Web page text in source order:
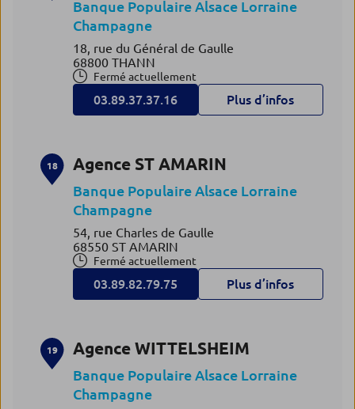
Banque Populaire Alsace Lorraine
Champagne
18, rue du Général de Gaulle
68800 THANN
Fermé actuellement
03.89.37.37.16 Plus d’infos
18 Agence ST AMARIN
Banque Populaire Alsace Lorraine
Champagne
54, rue Charles de Gaulle
68550 ST AMARIN
Fermé actuellement
03.89.82.79.75 Plus d’infos
19 Agence WITTELSHEIM
Banque Populaire Alsace Lorraine
Champagne